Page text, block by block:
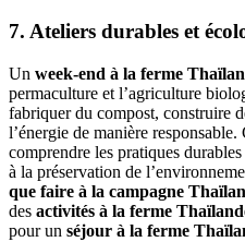
7. Ateliers durables et
Un week-end à la ferme
permaculture et l’agriculture
fabriquer du compost, construire
l’énergie de manière
comprendre les pratiques
à la préservation de
que faire à la campagne
des activités à la ferme
pour un séjour à la ferme